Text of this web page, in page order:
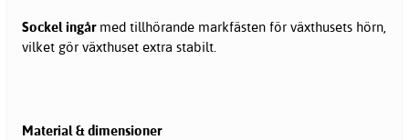
Sockel ingår med tillhörande markfästen för växthusets hörn,
vilket gör växthuset extra stabilt.
Material & dimensioner